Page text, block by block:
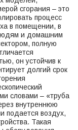
сгорания – это
процесс
в помещении, в
и домашним
полную
он устойчив к
долгий срок
словами – «труба
внутреннюю
подается воздух,
Такая